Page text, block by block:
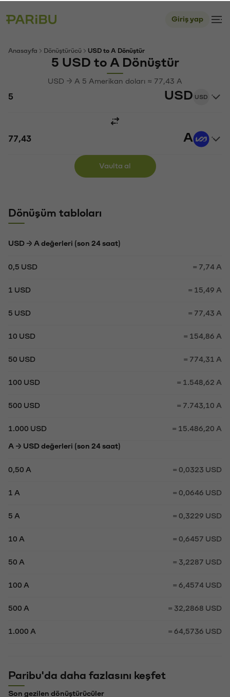
Giriş yap
Anasayfa Dönüştürücü USD to A Dönüştür
5 USD to A Dönüştür
USD → A 5 Amerikan doları ≈ 77,43 A
USD USD
A
Vaulta al
Dönüşüm tabloları
USD → A değerleri (son 24 saat)
0,5 USD = 7,74 A
1 USD = 15,49 A
5 USD = 77,43 A
10 USD = 154,86 A
50 USD = 774,31 A
100 USD = 1.548,62 A
500 USD = 7.743,10 A
1.000 USD = 15.486,20 A
A → USD değerleri (son 24 saat)
0,50 A = 0,0323 USD
1 A = 0,0646 USD
5 A = 0,3229 USD
10 A = 0,6457 USD
50 A = 3,2287 USD
100 A = 6,4574 USD
500 A = 32,2868 USD
1.000 A = 64,5736 USD
Paribu'da daha fazlasını keşfet
Son gezilen dönüştürücüler